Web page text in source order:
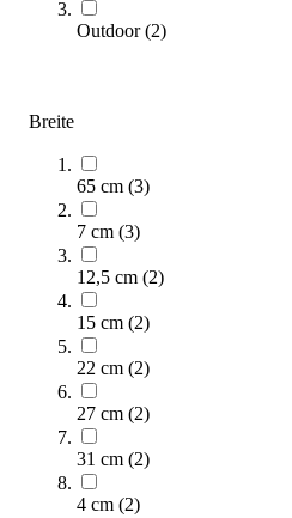
Outdoor(2)
Breite
65 cm (3)
7 cm (3)
12,5 cm (2)
15 cm (2)
22 cm (2)
27 cm (2)
31 cm (2)
4 cm (2)
Zum Produkt
Kübler Sport®
ab 14,40 €
Zum Produkt
Varianten zur Auswahl
Sofort lieferbar